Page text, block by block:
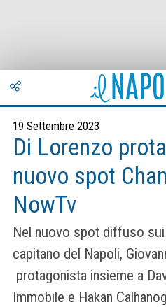
19 Settembre 2023
Di Lorenzo
nuovo spot
NowTv
Nel nuovo spot diffuso
capitano del Napoli,
protagonista insieme a
Immobile e Hakan